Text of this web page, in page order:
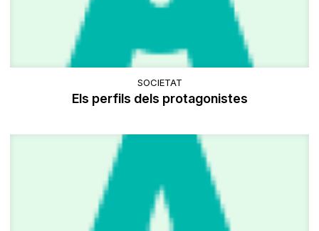
SOCIETAT
Els perfils dels protagonistes